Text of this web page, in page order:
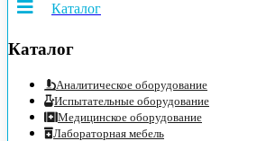
Каталог
Каталог
Аналитическое оборудование
Испытательные оборудование
Медицинское оборудование
Лабораторная мебель